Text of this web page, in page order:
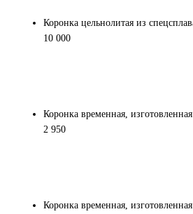
Коронка цельнолитая из
10 000
Коронка временная,
2 950
Коронка временная,